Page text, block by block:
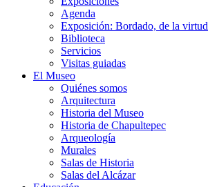
Agenda
Exposición: Bordado, de la virtud
Biblioteca
Servicios
Visitas guiadas
El Museo
Quiénes somos
Arquitectura
Historia del Museo
Historia de Chapultepec
Arqueología
Murales
Salas de Historia
Salas del Alcázar